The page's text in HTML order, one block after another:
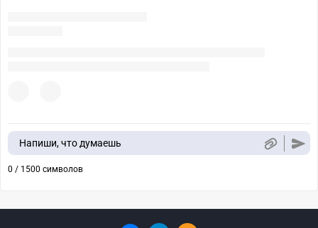
Напиши, что думаешь
0 / 1500 символов